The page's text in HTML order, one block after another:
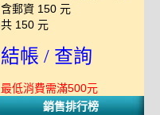
含郵資 150 元
共 150 元
結帳 / 查詢
最低消費需滿500元
銷售排行榜